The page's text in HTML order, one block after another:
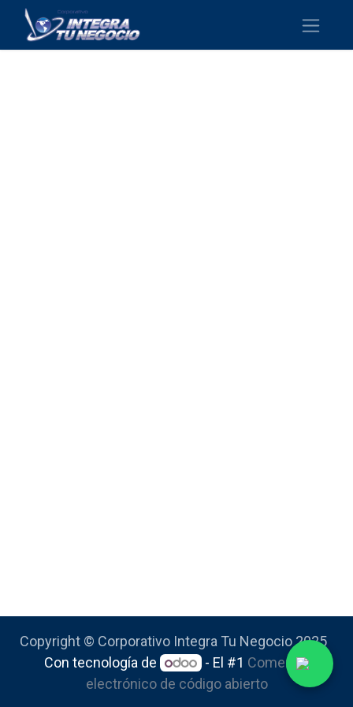
Copyright © Corporativo Integra Tu Negocio 2025
Con tecnología de
- El #1 Comercio
electrónico de código abierto